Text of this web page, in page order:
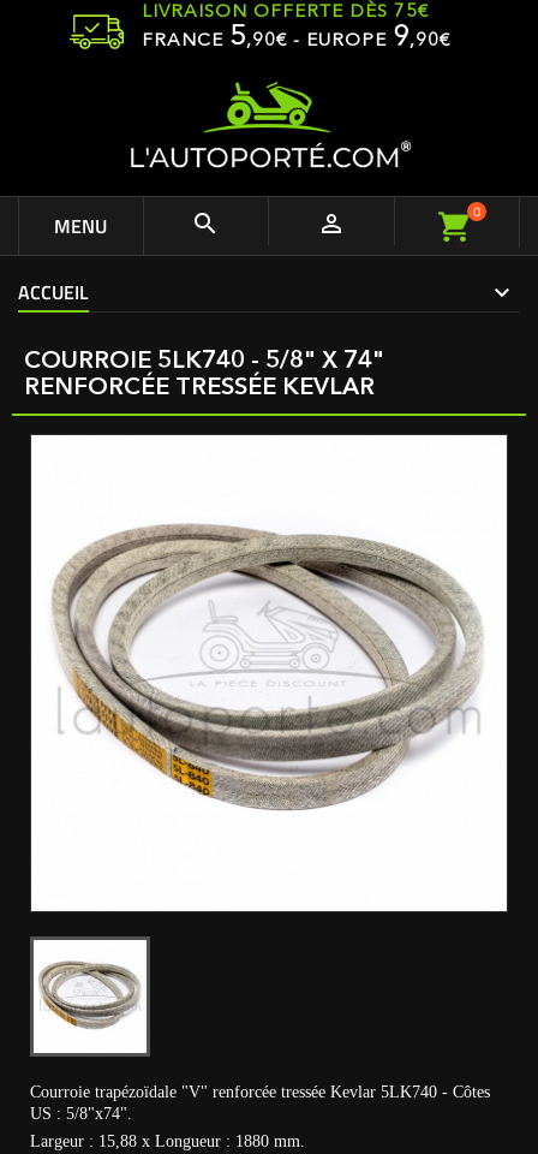
LIVRAISON OFFERTE DÈS 75€
FRANCE 5,90€ - EUROPE 9,90€
MENU   0
ACCUEIL
COURROIE 5LK740 - 5/8" X 74"
RENFORCÉE TRESSÉE KEVLAR
Courroie trapézoïdale "V" renforcée tressée Kevlar 5LK740 - Côtes
US : 5/8"x74".
Largeur : 15,88 x Longueur : 1880 mm.